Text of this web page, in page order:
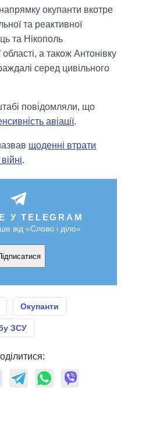
окупанти вкотре
та реактивної
та Нікополь
а також Антонівку
серед цивільного
повідомляли, що
авіації.
щоденні втрати
.
У TELEGRAM
від «Слово і діло»
Окупанти
ЗСУ